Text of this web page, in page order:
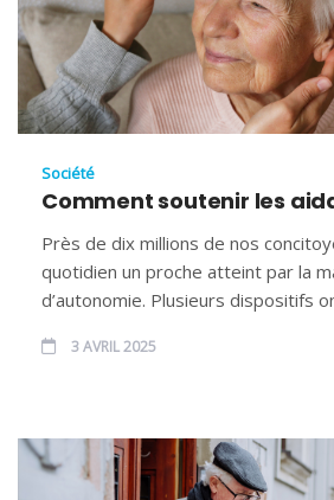
Société
Comment soutenir les
Près de dix millions de nos
quotidien un proche atteint par la
d’autonomie. Plusieurs dispositifs
3 AVRIL 2025